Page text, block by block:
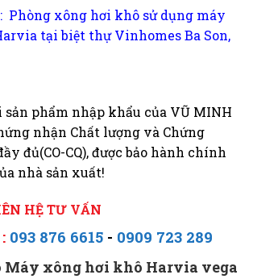
Phòng xông hơi khô sử dụng máy
tại biệt thự Vinhomes Ba Son,
sản phẩm nhập khẩu của VŨ MINH
nhận Chất lượng và Chứng
đủ(CO-CQ), được bảo hành chính
nhà sản xuất!
HỆ TƯ VẤN
093 876 6615 - 0909 723 289
Máy xông hơi khô Harvia vega